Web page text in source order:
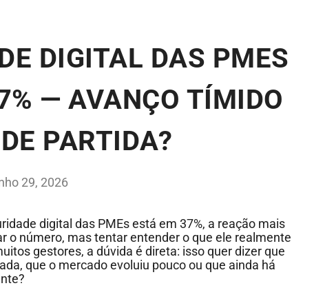
DIGITAL DAS PMES
— AVANÇO TÍMIDO
PARTIDA?
29, 2026
digital das PMEs está em 37%, a reação mais
o número, mas tentar entender o que ele realmente
gestores, a dúvida é direta: isso quer dizer que
que o mercado evoluiu pouco ou que ainda há